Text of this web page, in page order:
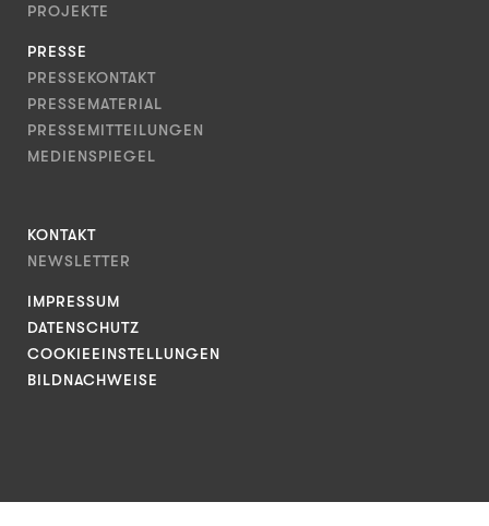
PROJEKTE
PRESSE
PRESSEKONTAKT
PRESSEMATERIAL
PRESSEMITTEILUNGEN
MEDIENSPIEGEL
KONTAKT
NEWSLETTER
IMPRESSUM
DATENSCHUTZ
COOKIEEINSTELLUNGEN
BILDNACHWEISE